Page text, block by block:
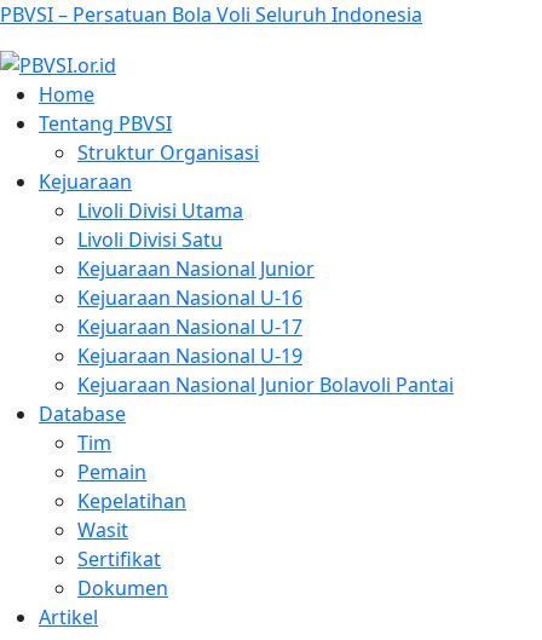
PBVSI – Persatuan Bola Voli Seluruh Indonesia
Home
Tentang PBVSI
Struktur Organisasi
Kejuaraan
Livoli Divisi Utama
Livoli Divisi Satu
Kejuaraan Nasional Junior
Kejuaraan Nasional U-16
Kejuaraan Nasional U-17
Kejuaraan Nasional U-19
Kejuaraan Nasional Junior Bolavoli Pantai
Database
Tim
Pemain
Kepelatihan
Wasit
Sertifikat
Dokumen
Artikel